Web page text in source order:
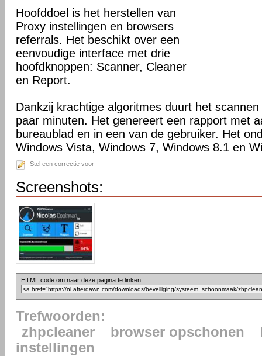
Hoofddoel is het herstellen van
Proxy instellingen en browsers
referrals. Het beschikt over een
eenvoudige interface met drie
hoofdknoppen: Scanner, Cleaner
en Report.
Dankzij krachtige algoritmes duurt het
paar minuten. Het genereert een rapport met
bureaublad en in een van de gebruiker. Het
Windows Vista, Windows 7, Windows 8.1 en
Stel een correctie voor
Screenshots:
HTML code om naar deze pagina te linken:
Trefwoorden:
zhpcleaner
browser opschonen
instellingen